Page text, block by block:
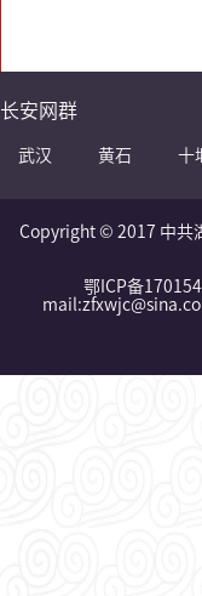
长安网群
武汉 黄石 十
Copyright © 2017 中共
鄂ICP备